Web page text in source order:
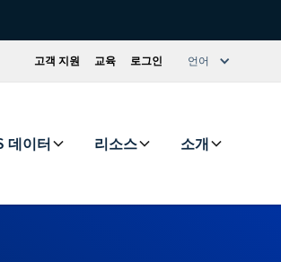
고객 지원 교육 로그인 언어
데이터 리소스 소개